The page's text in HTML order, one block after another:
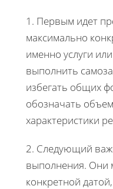
1. Первым идет
максимально
именно услуги
выполнить
избегать общих
обозначать
характеристики
2. Следующий
выполнения. Они
конкретной